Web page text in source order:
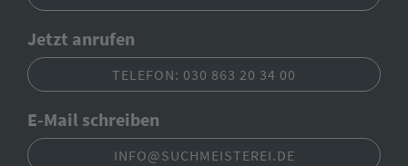
Jetzt anrufen
TELEFON: 030 863 20 34 00
E-Mail schreiben
INFO@SUCHMEISTEREI.DE